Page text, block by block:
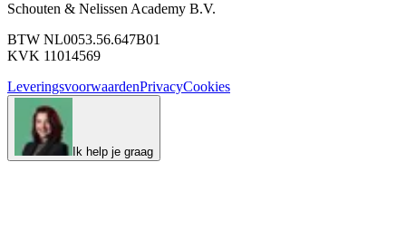
Schouten & Nelissen Academy B.V.
BTW NL0053.56.647B01
KVK 11014569
LeveringsvoorwaardenPrivacyCookies
Ik help je graag